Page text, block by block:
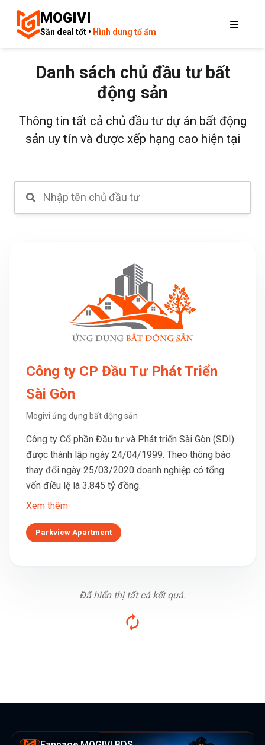
MOGIVI
Săn deal tốt • Hình dung tổ ấm
Danh sách chủ đầu tư bất
động sản
Thông tin tất cả chủ đầu tư dự án bất động
sản uy tín và được xếp hạng cao hiện tại
Công ty CP Đầu Tư Phát Triển
Sài Gòn
Mogivi ứng dụng bất động sản
Công ty Cổ phần Đầu tư và Phát triển Sài Gòn (SDI)
được thành lập ngày 24/04/1999. Theo thông báo
thay đổi ngày 25/03/2020 doanh nghiệp có tổng
vốn điều lệ là 3.845 tỷ đồng.
Xem thêm
Parkview Apartment
Đã hiển thị tất cả kết quả.